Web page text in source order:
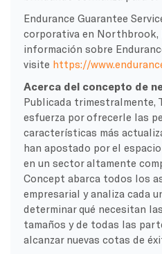
Endurance Guarantee
corporativa en Northbrook,
información sobre
visite https://
Acerca del concepto de
Publicada trimestralmente,
esfuerza por ofrecerle las
características más
han apostado por el
en un sector altamente
Concept abarca todos los
empresarial y analiza cada
determinar qué necesitan
tamaños y de todas las
alcanzar nuevas cotas de